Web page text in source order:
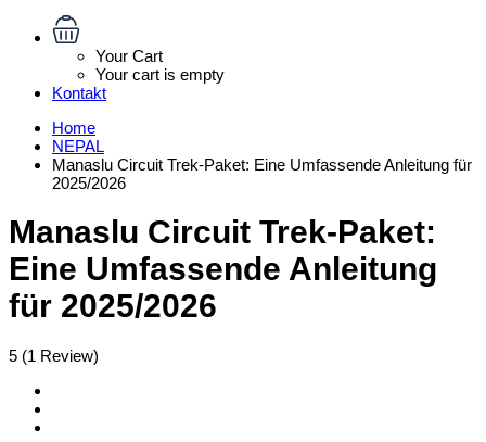
Your Cart
Your cart is empty
Kontakt
Home
NEPAL
Manaslu Circuit Trek-Paket: Eine Umfassende Anleitung für
2025/2026
Manaslu Circuit Trek-Paket:
Eine Umfassende Anleitung
für 2025/2026
5 (1 Review)